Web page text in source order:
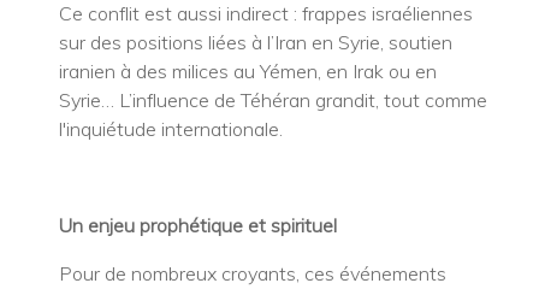
Ce conflit est aussi indirect : frappes israéliennes
sur des positions liées à l’Iran en Syrie, soutien
iranien à des milices au Yémen, en Irak ou en
Syrie… L’influence de Téhéran grandit, tout comme
l'inquiétude internationale.
Un enjeu prophétique et spirituel
Pour de nombreux croyants, ces événements